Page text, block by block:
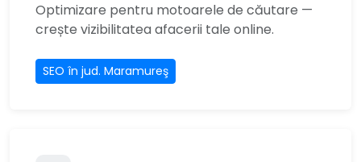
Optimizare pentru motoarele de căutare —
crește vizibilitatea afacerii tale online.
SEO în jud. Maramureş